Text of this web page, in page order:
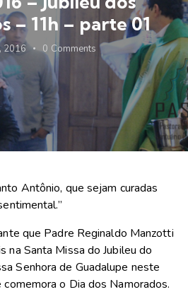
– 11h – parte 01
2016 0 Comments
Antônio, que sejam curadas
que Padre Reginaldo Manzotti
na Santa Missa do Jubileu do
Senhora de Guadalupe neste
o Dia dos Namorados.